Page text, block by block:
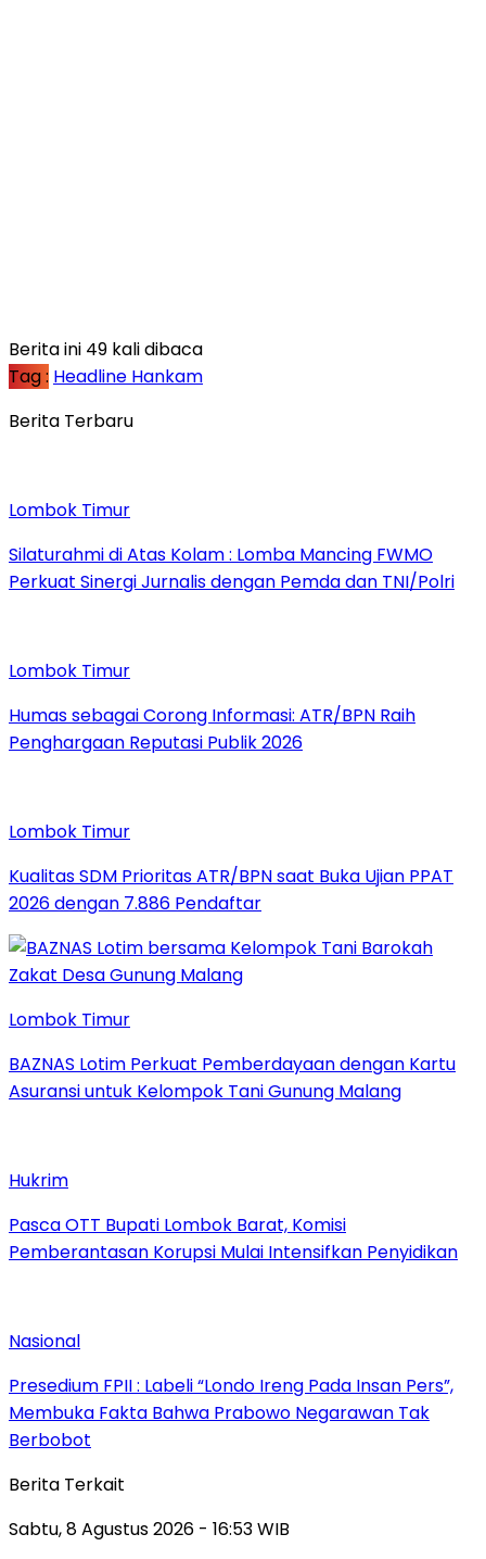
Berita ini 49 kali dibaca
Tag : Headline Hankam
Berita Terbaru
Lombok Timur
Silaturahmi di Atas Kolam : Lomba Mancing FWMO
Perkuat Sinergi Jurnalis dengan Pemda dan TNI/Polri
Lombok Timur
Humas sebagai Corong Informasi: ATR/BPN Raih
Penghargaan Reputasi Publik 2026
Lombok Timur
Kualitas SDM Prioritas ATR/BPN saat Buka Ujian PPAT
2026 dengan 7.886 Pendaftar
Lombok Timur
BAZNAS Lotim Perkuat Pemberdayaan dengan Kartu
Asuransi untuk Kelompok Tani Gunung Malang
Hukrim
Pasca OTT Bupati Lombok Barat, Komisi
Pemberantasan Korupsi Mulai Intensifkan Penyidikan
Nasional
Presedium FPII : Labeli “Londo Ireng Pada Insan Pers”,
Membuka Fakta Bahwa Prabowo Negarawan Tak
Berbobot
Berita Terkait
Sabtu, 8 Agustus 2026 - 16:53 WIB